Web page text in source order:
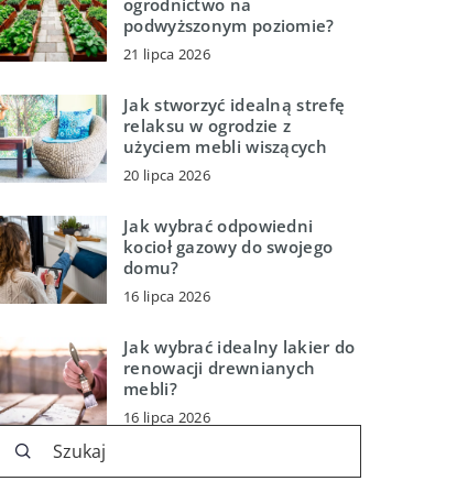
ogrodnictwo na
podwyższonym poziomie?
21 lipca 2026
Jak stworzyć idealną strefę
relaksu w ogrodzie z
użyciem mebli wiszących
20 lipca 2026
Jak wybrać odpowiedni
kocioł gazowy do swojego
domu?
16 lipca 2026
Jak wybrać idealny lakier do
renowacji drewnianych
mebli?
16 lipca 2026